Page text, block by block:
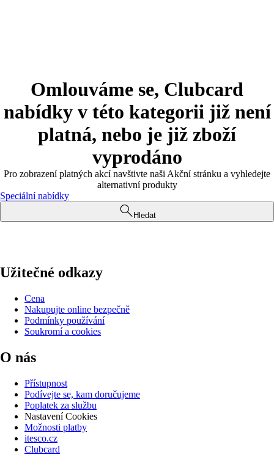
Omlouváme se, Clubcard
nabídky v této kategorii již není
platná, nebo je již zboží
vyprodáno
Pro zobrazení platných akcí navštivte naši Akční stránku a vyhledejte
alternativní produkty
Speciální nabídky
Hledat
Užitečné odkazy
Cena
Nakupujte online bezpečně
Podmínky používání
Soukromí a cookies
O nás
Přístupnost
Podívejte se, kam doručujeme
Poplatek za službu
Nastavení Cookies
Možnosti platby
itesco.cz
Clubcard